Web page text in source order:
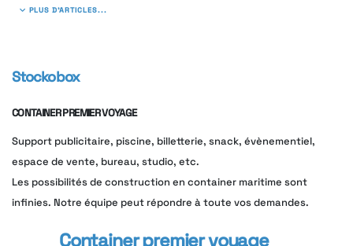
PLUS D'ARTICLES...
Stockobox
CONTAINER PREMIER VOYAGE
Support publicitaire, piscine, billetterie, snack, évènementiel,
espace de vente, bureau, studio, etc.
Les possibilités de construction en container maritime sont
infinies. Notre équipe peut répondre à toute vos demandes.
Container premier voyage